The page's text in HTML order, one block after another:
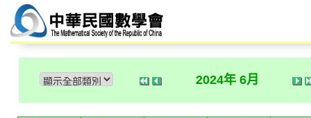
2024年 6月